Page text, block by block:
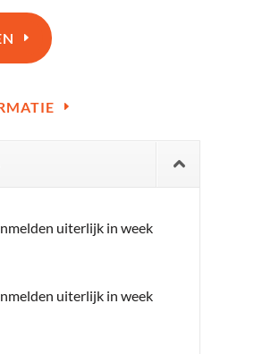
uiterlijk in week
uiterlijk in week